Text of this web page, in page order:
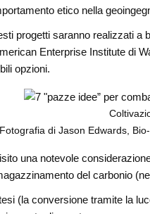
etico nella
progetti saranno realizzati
Enterprise Institute di
opzioni.
Fotografia di Jason Edwards,
una notevole
del carbonio
(la conversione tramite la